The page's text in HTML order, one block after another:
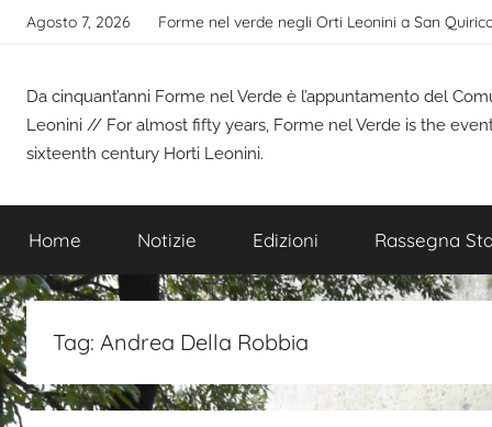
SaltaAgosto 7, 2026 Forme nel verde negli Orti Leonini a San
Da cinquant’anni Forme nel Verde è l’appuntamento del
Leonini // For almost fifty years, Forme nel Verde is the
sixteenth century Horti Leonini.
Home Notizie Edizioni Rassegna
Tag: Andrea Della Robbia